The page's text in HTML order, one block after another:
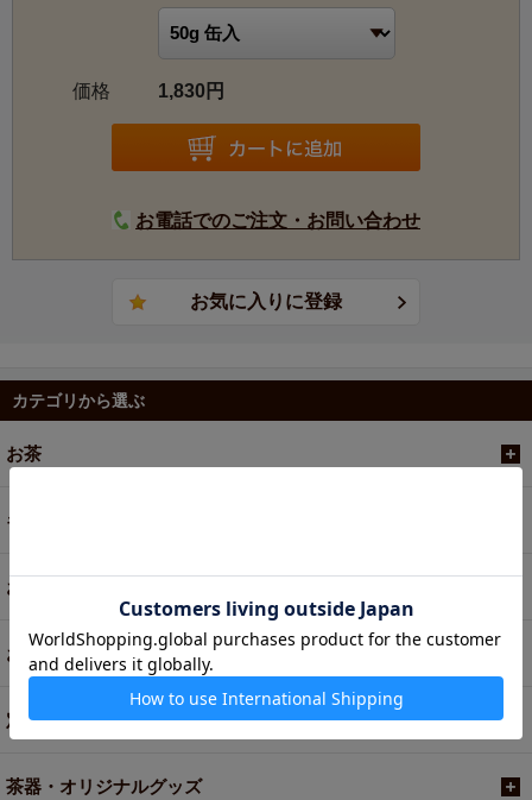
価格 1,830円
お電話でのご注文・お問い合わせ
カテゴリから選ぶ
お茶
ギフト
お菓子・食品・飲料
お買い得商品
定期便
茶器・オリジナルグッズ